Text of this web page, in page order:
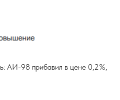
АИ-98 прибавил в цене 0,2%,